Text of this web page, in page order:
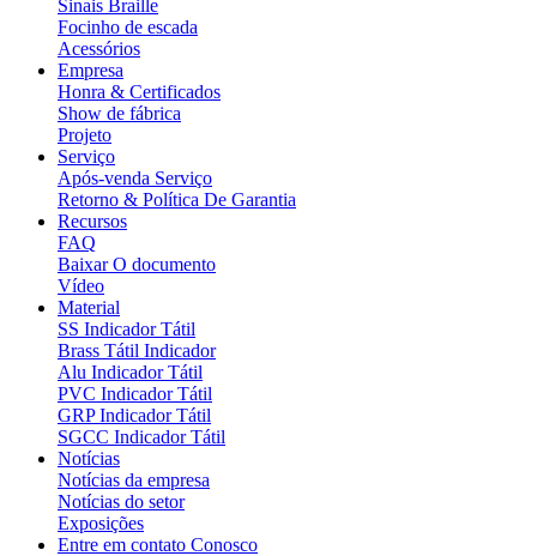
Sinais Braille
Focinho de escada
Acessórios
Empresa
Honra & Certificados
Show de fábrica
Projeto
Serviço
Após-venda Serviço
Retorno & Política De Garantia
Recursos
FAQ
Baixar O documento
Vídeo
Material
SS Indicador Tátil
Brass Tátil Indicador
Alu Indicador Tátil
PVC Indicador Tátil
GRP Indicador Tátil
SGCC Indicador Tátil
Notícias
Notícias da empresa
Notícias do setor
Exposições
Entre em contato Conosco